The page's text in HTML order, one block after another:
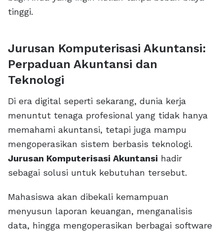
tinggi.
Jurusan Komputerisasi Akuntansi:
Perpaduan Akuntansi dan
Teknologi
Di era digital seperti sekarang, dunia kerja
menuntut tenaga profesional yang tidak hanya
memahami akuntansi, tetapi juga mampu
mengoperasikan sistem berbasis teknologi.
Jurusan Komputerisasi Akuntansi hadir
sebagai solusi untuk kebutuhan tersebut.
Mahasiswa akan dibekali kemampuan
menyusun laporan keuangan, menganalisis
data, hingga mengoperasikan berbagai software